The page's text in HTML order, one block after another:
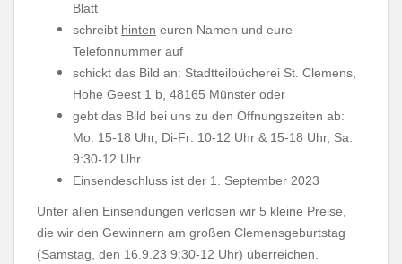
Blatt
schreibt hinten euren Namen und eure
Telefonnummer auf
schickt das Bild an: Stadtteilbücherei St. Clemens,
Hohe Geest 1 b, 48165 Münster oder
gebt das Bild bei uns zu den Öffnungszeiten ab:
Mo: 15-18 Uhr, Di-Fr: 10-12 Uhr & 15-18 Uhr, Sa:
9:30-12 Uhr
Einsendeschluss ist der 1. September 2023
Unter allen Einsendungen verlosen wir 5 kleine Preise,
die wir den Gewinnern am großen Clemensgeburtstag
(Samstag, den 16.9.23 9:30-12 Uhr) überreichen.